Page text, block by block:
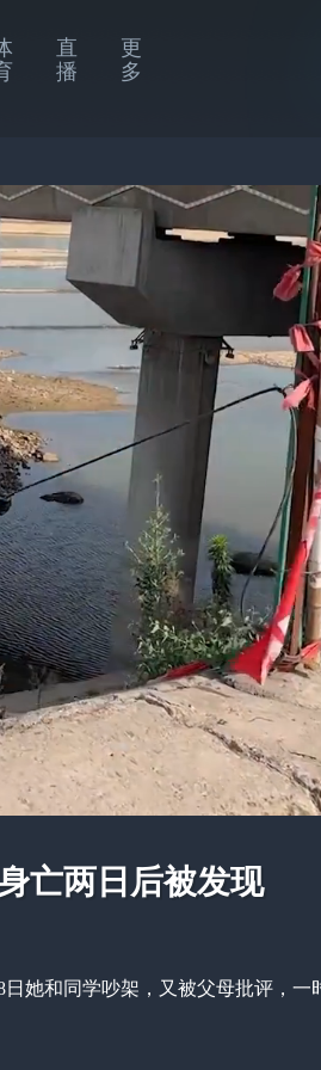
直
播
更
多
亡两日后被发现
她和同学吵架，又被父母批评，一